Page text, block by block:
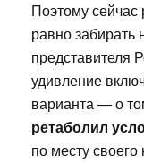
Поэтому сейчас
равно забирать
представителя
удивление
варианта — о
ретаболил
по месту